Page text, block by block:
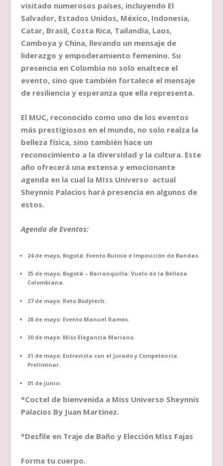
visitado numerosos países, incluyendo El
Salvador, Estados Unidos, México, Indonesia,
Catar, Brasil, Costa Rica, Tailandia, Laos,
Camboya y China, llevando un mensaje de
liderazgo y empoderamiento femenino. Su
presencia en Colombia no solo enaltece el
evento, sino que también fortalece el mensaje
de resiliencia y esperanza que ella representa.
El MUC, reconocido como uno de los eventos
más prestigiosos en el mundo, no solo realza la
belleza física, sino también hace un
reconocimiento a la diversidad y la cultura. Este
año ofrecerá una extensa y emocionante
agenda en la cual la MIss Universo actual
Sheynnis Palacios hará presencia en algunos de
estos.
Agenda de Eventos:
24 de mayo, Bogotá: Evento Bulova e Imposición de Bandas.
25 de mayo, Bogotá – Barranquilla: Vuelo de la Belleza
Colombiana.
27 de mayo: Reto Bodytech.
28 de mayo: Evento Manuel Ramos.
30 de mayo: Miss Elegancia Mariano.
31 de mayo: Entrevista con el Jurado y Competencia
Preliminar.
01 de Junio:
*Coctel de bienvenida a Miss Universo Sheynnis
Palacios By Juan Martinez.
*Desfile en Traje de Baño y Elección Miss Fajas
Forma tu cuerpo.